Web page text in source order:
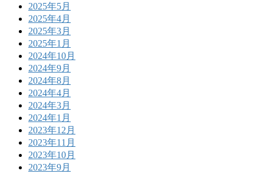
2025年5月
2025年4月
2025年3月
2025年1月
2024年10月
2024年9月
2024年8月
2024年4月
2024年3月
2024年1月
2023年12月
2023年11月
2023年10月
2023年9月